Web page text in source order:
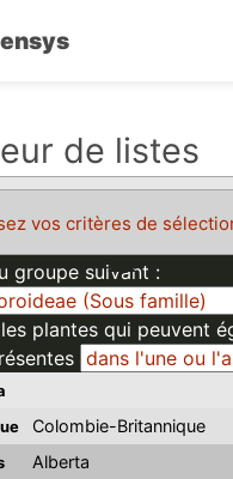
de listes
vos critères de
groupe suivant :
plantes qui peuvent
Colombie-Britannique
Alberta